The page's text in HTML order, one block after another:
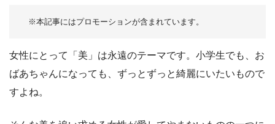
女性にとって「美」は永遠のテーマです。小学生でも、お
ばあちゃんになっても、ずっとずっと綺麗にいたいもので
すよね。